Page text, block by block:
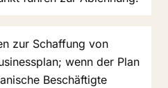
zur Schaffung von
wenn der Plan
Beschäftigte